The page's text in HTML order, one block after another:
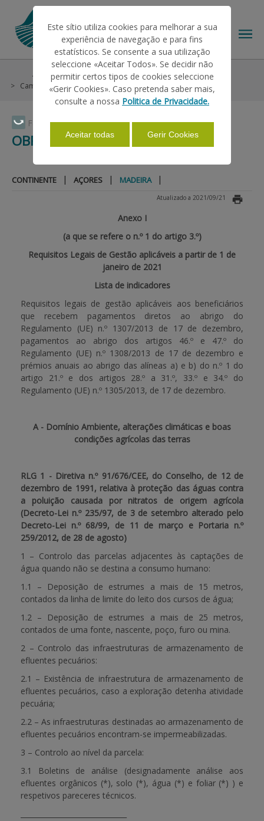
Faça Swipe para ver o menu
O IFAP
AJUDAS/APOIOS
INFORMAÇÕES
APOIO AO BENEFICIÁRIO
Entrar / Registar
Ajudas/Apoios Condições Gerais
Condicionalidade
Campanha 2021
Obrigações Madeira
OBRIGAÇÕES
CONTINENTE | AÇORES | MADEIRA |
Atualizado a 2021/09/21
Anexo I
(a que se refere o n.º 1 do artigo 3.º)
Requisitos Legais de Gestão aplicáveis a partir de 1 de
janeiro de 2021
Lista de indicadores
Requisitos legais de gestão aplicáveis aos beneficiários
que recebem pagamentos diretos ao abrigo do
Regulamento (UE) n.º 1307/2013 de 17 de dezembro,
pagamentos ao abrigo dos artigos 46.º e 47.º do
Regulamento (UE) n.º 1308/2013 de 17 de dezembro e
prémios anuais ao abrigo das alíneas a) e b) do n.º 1 do
artigo 21.º e dos artigos 28.º a 31.º, 33.º e 34.º do
Regulamento (UE) n.º 1305/2013, de 17 de dezembro.
A - Domínio Ambiente, alterações climáticas e boas
condições agrícolas das terras
RLG 1 - Diretiva n.º 91/676/CEE, do Conselho, de 12 de
dezembro de 1991, relativa à proteção das águas contra
a poluição causada por nitratos de origem agrícola
(Decreto-Lei n.º 235/97, de 3 de setembro alterado pelo
Decreto-Lei n.º 68/99, de 11 de março e Portaria n.º
259/2012, de 28 de agosto)
1 – Controlo das parcelas adjacentes às captações de
água quando não se destina a consumo humano:
1.1 – Deposição de estrumes a mais de 15 metros,
contados da linha de limite do leito dos cursos de água;
1.2 – Deposição de estrumes a mais de 25 metros,
contados de uma fonte, nascente, poço, furo ou mina.
2 – Controlo das infraestruturas de armazenamento de
efluentes pecuários:
2.1 – Existência de infraestrutura de armazenamento de
efluentes pecuários, caso a exploração detenha atividade
pecuária;
2.2 – As infraestruturas destinadas ao armazenamento de
efluentes pecuários encontram-se impermeabilizadas.
3 – Controlo ao nível da parcela:
3.1 Boletins de análise (designadamente análise aos
efluentes orgânicos (*), solo (*), água (*) e foliar (*) ) e
respetivos pareceres técnicos.
Este sítio utiliza cookies para melhorar a sua
experiência de navegação e para fins
estatísticos. Se consente a sua utilização
seleccione «Aceitar Todos». Se decidir não
permitir certos tipos de cookies seleccione
«Gerir Cookies». Caso pretenda saber mais,
consulte a nossa Politica de Privacidade.
Aceitar todas Gerir Cookies